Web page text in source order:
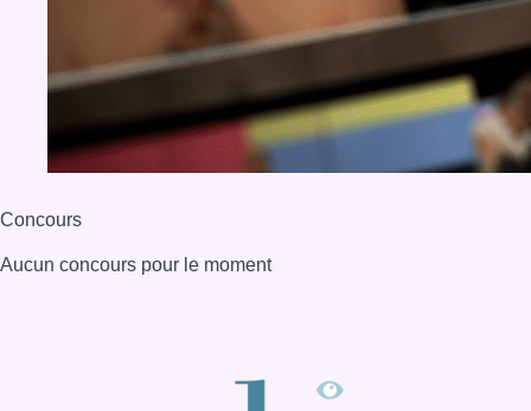
Concours
Aucun concours pour le moment